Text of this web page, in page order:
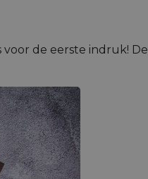
de eerste indruk! De